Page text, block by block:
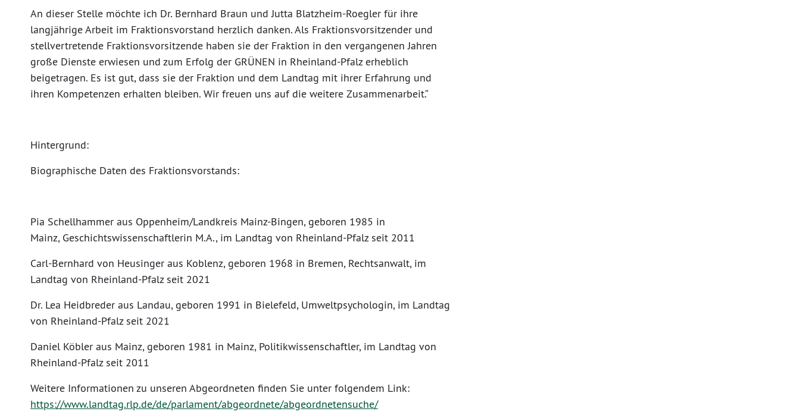
An dieser Stelle möchte ich Dr. Bernhard Braun und Jutta Blatzheim-Roegler für ihre
langjährige Arbeit im Fraktionsvorstand herzlich danken. Als Fraktionsvorsitzender und
stellvertretende Fraktionsvorsitzende haben sie der Fraktion in den vergangenen Jahren
große Dienste erwiesen und zum Erfolg der GRÜNEN in Rheinland-Pfalz erheblich
beigetragen. Es ist gut, dass sie der Fraktion und dem Landtag mit ihrer Erfahrung und
ihren Kompetenzen erhalten bleiben. Wir freuen uns auf die weitere Zusammenarbeit.“
Hintergrund:
Biographische Daten des Fraktionsvorstands:
Pia Schellhammer aus Oppenheim/Landkreis Mainz-Bingen, geboren 1985 in
Mainz, Geschichtswissenschaftlerin M.A., im Landtag von Rheinland-Pfalz seit 2011
Carl-Bernhard von Heusinger aus Koblenz, geboren 1968 in Bremen, Rechtsanwalt, im
Landtag von Rheinland-Pfalz seit 2021
Dr. Lea Heidbreder aus Landau, geboren 1991 in Bielefeld, Umweltpsychologin, im Landtag
von Rheinland-Pfalz seit 2021
Daniel Köbler aus Mainz, geboren 1981 in Mainz, Politikwissenschaftler, im Landtag von
Rheinland-Pfalz seit 2011
Weitere Informationen zu unseren Abgeordneten finden Sie unter folgendem Link:
https://www.landtag.rlp.de/de/parlament/abgeordnete/abgeordnetensuche/